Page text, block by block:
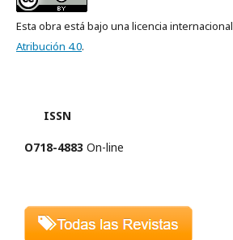
Esta obra está bajo una licencia internacional
Atribución 4.0.
ISSN
O718-4883 On-line